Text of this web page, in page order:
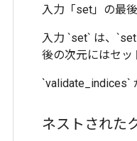
入力「set」の最
入力 `set` は、
後の次元にはセッ
`validate_indices`
ネストされた